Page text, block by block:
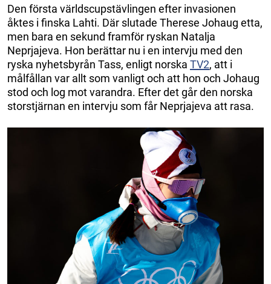
Den första världscupstävlingen efter invasionen
åktes i finska Lahti. Där slutade Therese Johaug etta,
men bara en sekund framför ryskan Natalja
Neprjajeva. Hon berättar nu i en intervju med den
ryska nyhetsbyrån Tass, enligt norska TV2, att i
målfållan var allt som vanligt och att hon och Johaug
stod och log mot varandra. Efter det går den norska
storstjärnan en intervju som får Neprjajeva att rasa.